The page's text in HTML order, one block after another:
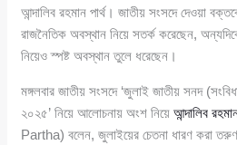
আন্দালিব রহমান পার্থ। জাতীয় সংসদে দেওয়া
রাজনৈতিক অবস্থান নিয়ে সতর্ক করেছেন,
নিয়েও স্পষ্ট অবস্থান তুলে ধরেছেন।
মঙ্গলবার জাতীয় সংসদে ‘জুলাই জাতীয় সনদ
২০২৫’ নিয়ে আলোচনায় অংশ নিয়েআন্দালিব
Partha) বলেন, জুলাইয়ের চেতনা ধারণ করা